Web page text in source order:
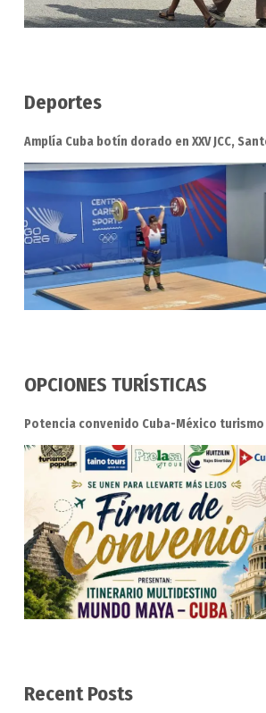
Deportes
Amplía Cuba botín dorado en XXV JCC,
OPCIONES TURÍSTICAS
Potencia convenido Cuba-México
Recent Posts